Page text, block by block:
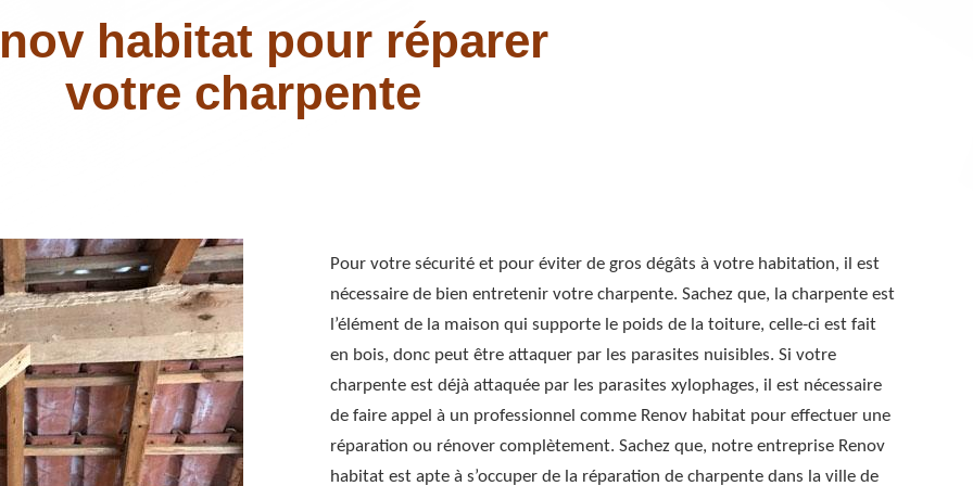
habitat pour réparer
votre charpente
Pour votre sécurité et pour éviter de gros dégâts à votre habitation, il est
nécessaire de bien entretenir votre charpente. Sachez que, la charpente est
l’élément de la maison qui supporte le poids de la toiture, celle-ci est fait
en bois, donc peut être attaquer par les parasites nuisibles. Si votre
charpente est déjà attaquée par les parasites xylophages, il est nécessaire
de faire appel à un professionnel comme Renov habitat pour effectuer une
réparation ou rénover complètement. Sachez que, notre entreprise Renov
habitat est apte à s’occuper de la réparation de charpente dans la ville de